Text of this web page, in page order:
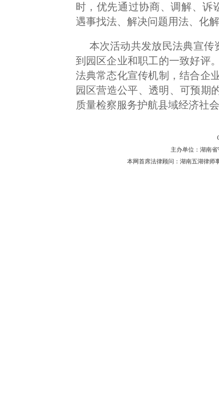
时，优先通过协商、调解、诉
遇事找法、解决问题用法、化
本次活动共发放民法典宣传
到园区企业和职工的一致好评
法典常态化宣传机制，结合企
园区营造公平、透明、可预期
质量检察服务护航县域经济社
主办单位：湖南省
本网首席法律顾问：湖南五湖律师